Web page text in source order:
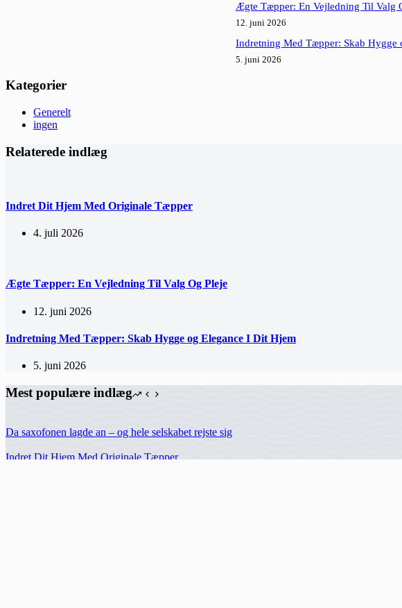
Ægte Tæpper: En Vejledning Til Valg
12. juni 2026
Indretning Med Tæpper: Skab Hygge
5. juni 2026
Kategorier
Generelt
ingen
Relaterede indlæg
Indret Dit Hjem Med Originale Tæpper
4. juli 2026
Ægte Tæpper: En Vejledning Til Valg Og Pleje
12. juni 2026
Indretning Med Tæpper: Skab Hygge og Elegance I Dit Hjem
5. juni 2026
Mest populære indlæg
Da saxofonen lagde an – og hele selskabet rejste sig
Indret Dit Hjem Med Originale Tæpper